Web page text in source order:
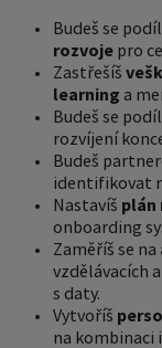
Budeš se
rozvoje pro
Zastřešíš
learning a
Budeš se
rozvíjení
Budeš
identifikovat
Nastavíš plán
onboarding
Zaměříš se na
vzdělávacích
s daty.
Vytvoříš
na